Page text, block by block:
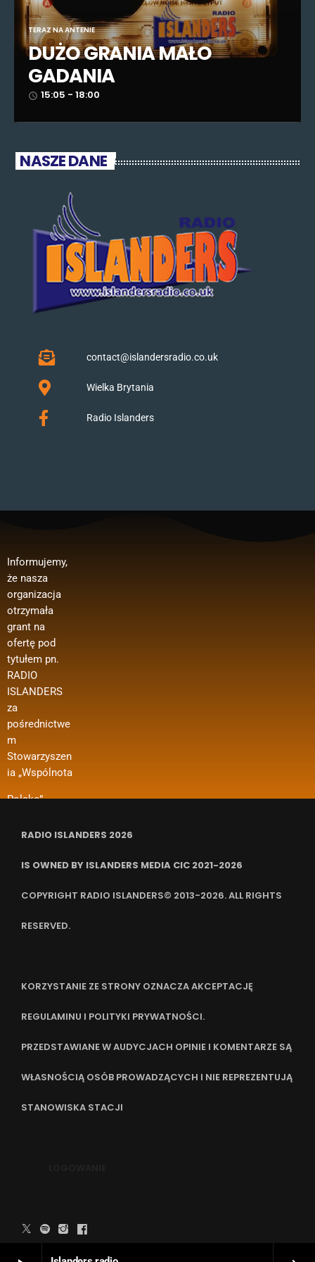
TERAZ NA ANTENIE
DUŻO GRANIA MAŁO
GADANIA
access_time 15:05 - 18:00
NASZE DANE
contact@islandersradio.co.uk
Wielka Brytania
Radio Islanders
Informujemy,
że nasza
organizacja
otrzymała
grant na
ofertę pod
tytułem pn.
RADIO
ISLANDERS
za
pośrednictwe
m
Stowarzyszen
ia „Wspólnota
Polska”.
Dofinansowan
ie oferty z
Ministerstwa
Spraw
Zagranicznyc
h w ramach
konkursu
„Polonia i
Polacy za
Granicą 2024
RADIO ISLANDERS 2026
IS OWNED BY ISLANDERS MEDIA CIC 2021-2026
COPYRIGHT RADIO ISLANDERS© 2013-2026. ALL RIGHTS
RESERVED.
KORZYSTANIE ZE STRONY OZNACZA AKCEPTACJĘ
REGULAMINU I POLITYKI PRYWATNOŚCI.
PRZEDSTAWIANE W AUDYCJACH OPINIE I KOMENTARZE SĄ
WŁASNOŚCIĄ OSÓB PROWADZĄCYCH I NIE REPREZENTUJĄ
STANOWISKA STACJI
WYKONANIE STRONY: PIOTR SIEKIERZYŃSKI